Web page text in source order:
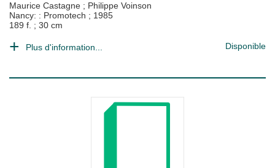
Maurice Castagne ; Philippe Voinson
Nancy: : Promotech ; 1985
189 f. ; 30 cm
Plus d'information... Disponible